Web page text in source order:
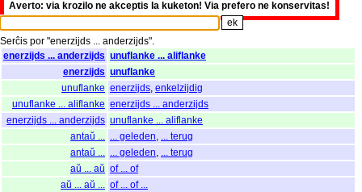
Averto: via krozilo ne akceptis la kuketon! Via prefero ne konservitas!
Serĉis por "enerzijds ... anderzijds".
enerzijds ... anderzijds unuflanke ... aliflanke
enerzijds unuflanke
unuflanke enerzijds enkelzijdig
unuflanke ... aliflanke enerzijds ... anderzijds
enerzijds ... anderzijds unuflanke ... aliflanke
antaŭ ...
... geleden
... terug
antaŭ ...
... geleden
... terug
aŭ ... aŭ of ... of
aŭ ... aŭ ...
of ... of ...